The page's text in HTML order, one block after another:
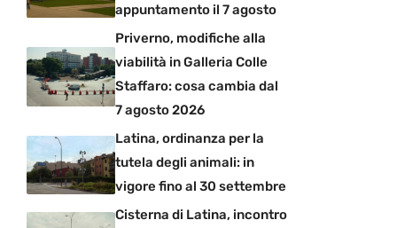
appuntamento il 7 agosto
Priverno, modifiche alla
viabilità in Galleria Colle
Staffaro: cosa cambia dal
7 agosto 2026
Latina, ordinanza per la
tutela degli animali: in
vigore fino al 30 settembre
Cisterna di Latina, incontro